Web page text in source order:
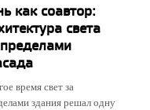
как соавтор:
света
время свет за
здания решал одну